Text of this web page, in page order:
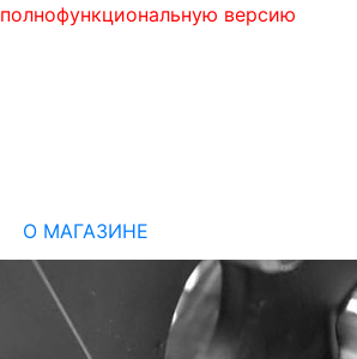
версию
О МАГАЗИНЕ